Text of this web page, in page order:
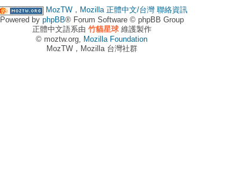
MozTW，Mozilla 正體中文/台灣 聯絡資訊
Powered by phpBB® Forum Software © phpBB Group
正體中文語系由 竹貓星球維護製作
© moztw.org, Mozilla Foundation
MozTW，Mozilla 台灣社群